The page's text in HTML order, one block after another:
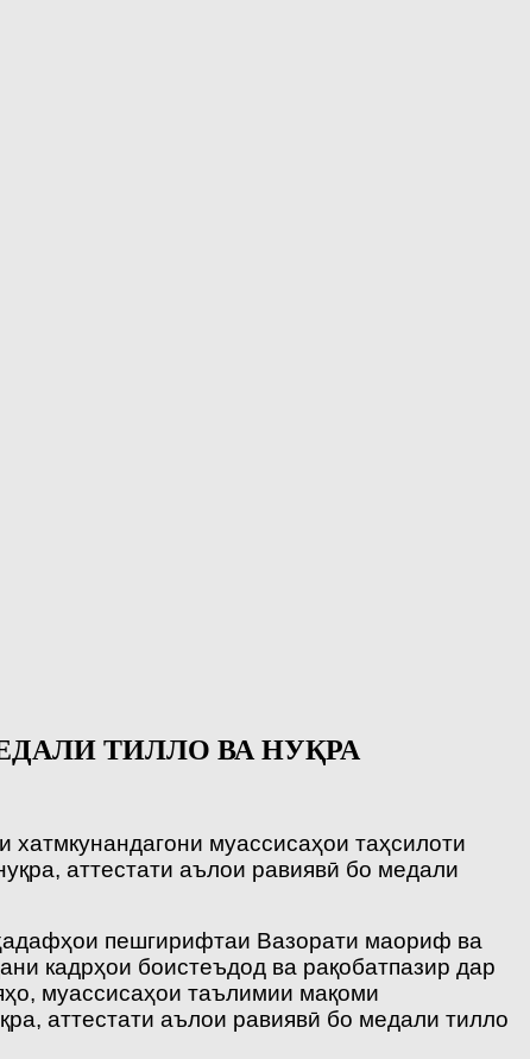
ТИЛЛО ВА НУҚРА
муассисаҳои таҳсилоти
аттестати аълои равиявӣ бо медали
пешгирифтаи Вазорати маориф ва
кадрҳои боистеъдод ва рақобатпазир дар
муассисаҳои таълимии мақоми
аттестати аълои равиявӣ бо медали тилло